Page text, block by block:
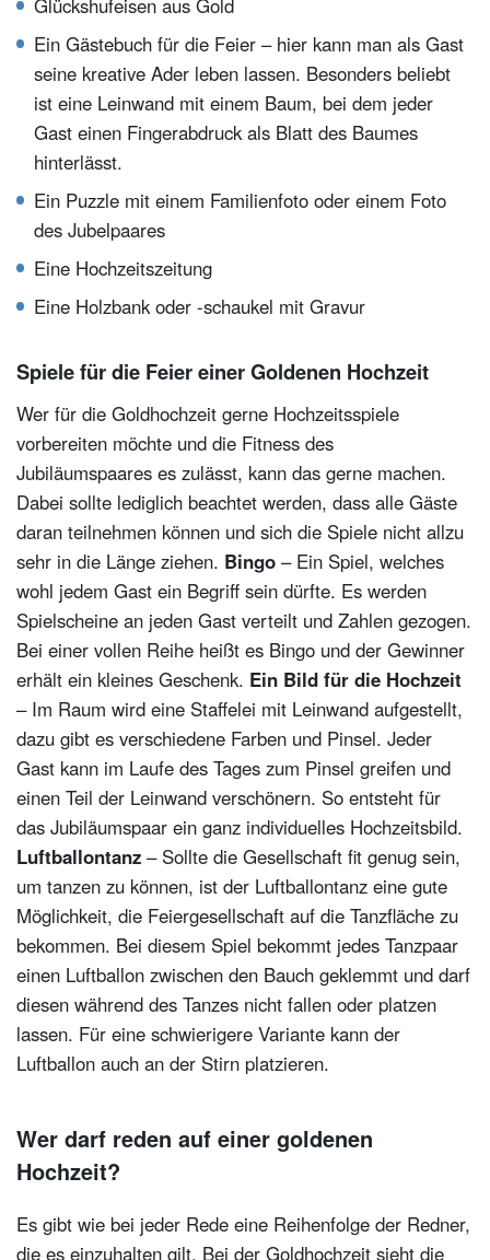
Ein Gästebuch für die Feier – hier kann man als Gast
seine kreative Ader leben lassen. Besonders beliebt
ist eine Leinwand mit einem Baum, bei dem jeder
Gast einen Fingerabdruck als Blatt des Baumes
hinterlässt.
Ein Puzzle mit einem Familienfoto oder einem Foto
des Jubelpaares
Eine Hochzeitszeitung
Eine Holzbank oder -schaukel mit Gravur
Spiele für die Feier einer Goldenen Hochzeit
Wer für die Goldhochzeit gerne Hochzeitsspiele
vorbereiten möchte und die Fitness des
Jubiläumspaares es zulässt, kann das gerne machen.
Dabei sollte lediglich beachtet werden, dass alle Gäste
daran teilnehmen können und sich die Spiele nicht allzu
sehr in die Länge ziehen. Bingo – Ein Spiel, welches
wohl jedem Gast ein Begriff sein dürfte. Es werden
Spielscheine an jeden Gast verteilt und Zahlen gezogen.
Bei einer vollen Reihe heißt es Bingo und der Gewinner
erhält ein kleines Geschenk. Ein Bild für die Hochzeit
– Im Raum wird eine Staffelei mit Leinwand aufgestellt,
dazu gibt es verschiedene Farben und Pinsel. Jeder
Gast kann im Laufe des Tages zum Pinsel greifen und
einen Teil der Leinwand verschönern. So entsteht für
das Jubiläumspaar ein ganz individuelles Hochzeitsbild.
Luftballontanz – Sollte die Gesellschaft fit genug sein,
um tanzen zu können, ist der Luftballontanz eine gute
Möglichkeit, die Feiergesellschaft auf die Tanzfläche zu
bekommen. Bei diesem Spiel bekommt jedes Tanzpaar
einen Luftballon zwischen den Bauch geklemmt und darf
diesen während des Tanzes nicht fallen oder platzen
lassen. Für eine schwierigere Variante kann der
Luftballon auch an der Stirn platzieren.
Wer darf reden auf einer goldenen
Hochzeit?
Es gibt wie bei jeder Rede eine Reihenfolge der Redner,
die es einzuhalten gilt. Bei der Goldhochzeit sieht die